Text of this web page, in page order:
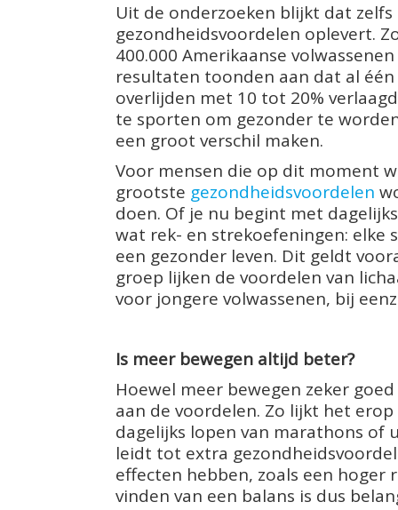
Uit de onderzoeken blijkt dat
gezondheidsvoordelen oplevert.
400.000 Amerikaanse
resultaten toonden aan dat al
overlijden met 10 tot 20%
te sporten om gezonder te
een groot verschil maken.
Voor mensen die op dit moment
grootste gezondheidsvoordelen
doen. Of je nu begint met
wat rek- en strekoefeningen: elke
een gezonder leven. Dit geldt
groep lijken de voordelen van
voor jongere volwassenen, bij
Is meer bewegen altijd beter?
Hoewel meer bewegen zeker
aan de voordelen. Zo lijkt het
dagelijks lopen van marathons of
leidt tot extra
effecten hebben, zoals een hoger
vinden van een balans is dus